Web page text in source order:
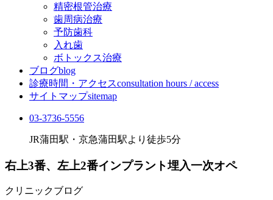
精密根管治療
歯周病治療
予防歯科
入れ歯
ボトックス治療
ブログblog
診療時間・アクセスconsultation hours / access
サイトマップsitemap
03-3736-5556
JR蒲田駅・京急蒲田駅より徒歩5分
右上3番、左上2番インプラント埋入一次オペ
クリニックブログ